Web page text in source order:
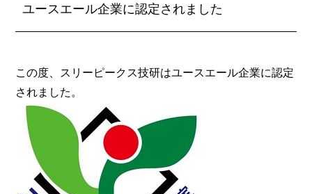
ユースエール企業に認定されました
この度、スリーピークス技研はユースエール企業に認定
されました。